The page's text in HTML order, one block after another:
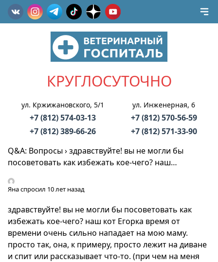
КРУГЛОСУТОЧНО
ул. Кржижановского, 5/1
+7 (812) 574-03-13
+7 (812) 389-66-26
ул. Инженерная, 6
+7 (812) 570-56-59
+7 (812) 571-33-90
Q&A: Вопросы›здравствуйте! вы не могли бы
посоветовать как избежать кое-чего? наш…
Янаспросил 10 лет назад
здравствуйте! вы не могли бы посоветовать как
избежать кое-чего? наш кот Егорка время от
времени очень сильно нападает на мою маму.
просто так, она, к примеру, просто лежит на диване
и спит или рассказывает что-то. (при чем на меня